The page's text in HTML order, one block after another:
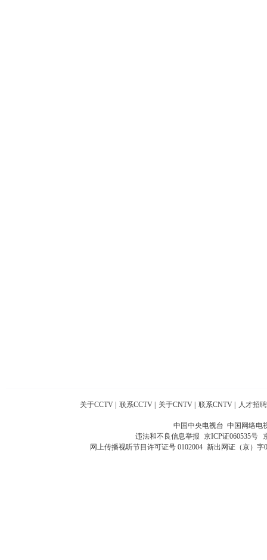
关于CCTV 联系CCTV 关于CNTV 联系CNTV 人才招聘
中国中央电视台 中国网络电
违法和不良信息举报 京ICP证060535号
网上传播视听节目许可证号 0102004 新出网证（京）